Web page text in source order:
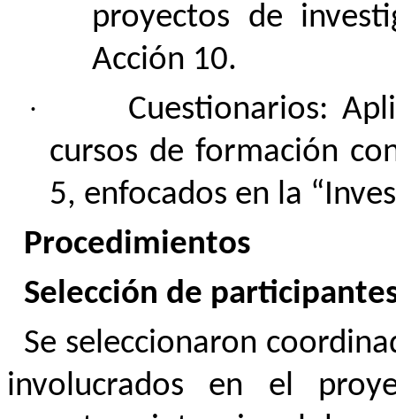
proyectos de
Acción 10.
·
Cuestionarios:
cursos de formación
5, enfocados en la
Procedimientos
Selección de
Se seleccionaron
involucrados en el